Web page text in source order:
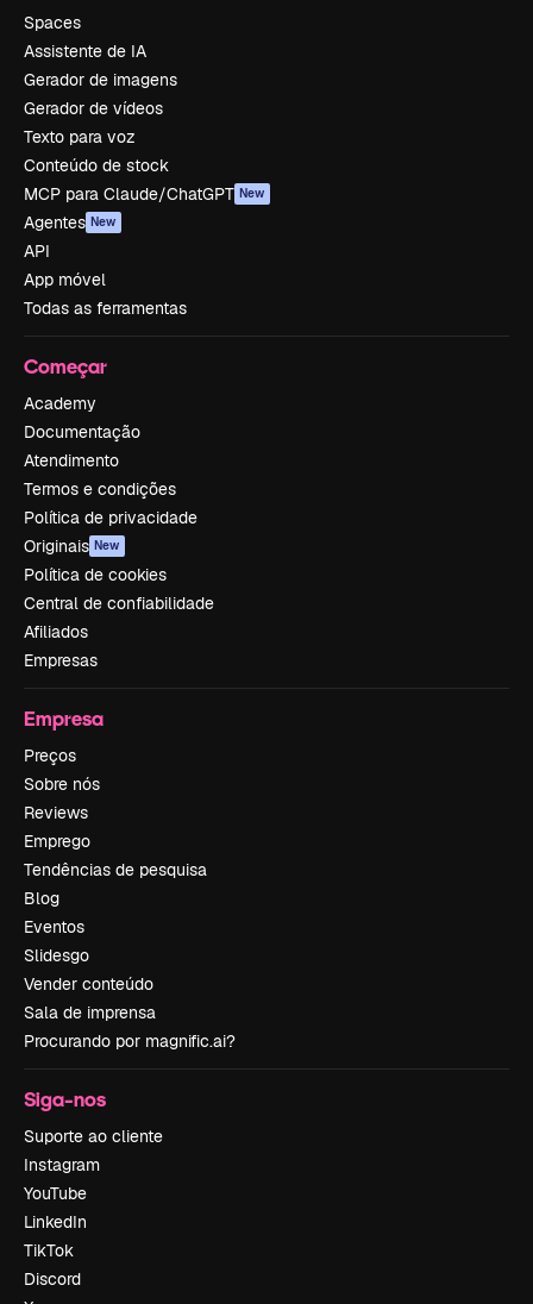
Spaces
Assistente de IA
Gerador de imagens
Gerador de vídeos
Texto para voz
Conteúdo de stock
MCP para Claude/ChatGPT New
Agentes New
API
App móvel
Todas as ferramentas
Começar
Academy
Documentação
Atendimento
Termos e condições
Política de privacidade
Originais New
Política de cookies
Central de confiabilidade
Afiliados
Empresas
Empresa
Preços
Sobre nós
Reviews
Emprego
Tendências de pesquisa
Blog
Eventos
Slidesgo
Vender conteúdo
Sala de imprensa
Procurando por magnific.ai?
Siga-nos
Suporte ao cliente
Instagram
YouTube
LinkedIn
TikTok
Discord